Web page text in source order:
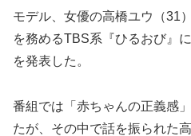
モデル、女優の高橋ユウ（31
を務めるTBS系『ひるおび』
を発表した。
番組では「赤ちゃんの正義感
たが、その中で話を振られた